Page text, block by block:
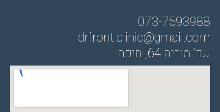
073-7593988
drfront.clinic@gmail.com
שד' מוריה 64, חיפה